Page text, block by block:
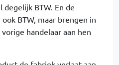
BTW. En de
BTW, maar brengen in
handelaar aan hen